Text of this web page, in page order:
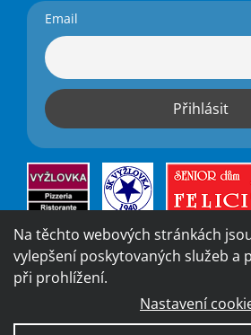
Email
Na těchto webových stránkách
vylepšení poskytovaných služeb a
při prohlížení.
Nastavení